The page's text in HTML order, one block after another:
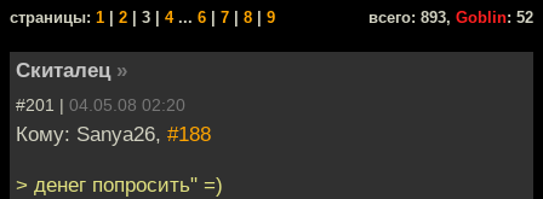
cтраницы: 1 2 | 3 | 4... 6 7 8 9 всего: 893, Goblin: 52
Скиталец »
#201 | 04.05.08 02:20
Кому: Sanya26, #188
> денег попросить" =)